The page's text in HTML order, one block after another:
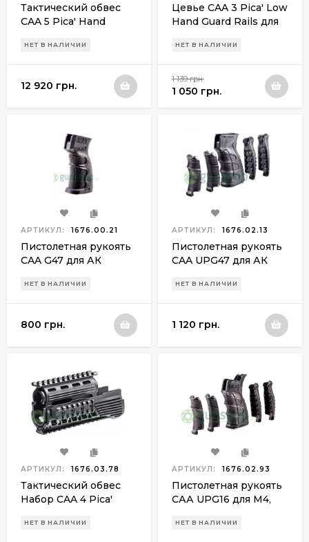
Тактический обвес
CAA 5 Pica' Hand
AK 47/ 74
НЕТ В НАЛИЧИИ
12 920 грн.
Цевье CAA 3 Pica' Low
Hand Guard Rails для
НЕТ В НАЛИЧИИ
1 139 грн.
1 050 грн.
АРТИКУЛ: 1676.00.21
Пистолетная рукоять
CAA G47 для АК
НЕТ В НАЛИЧИИ
800 грн.
АРТИКУЛ: 1676.02.13
Пистолетная рукоять
CAA UPG47 для АК
НЕТ В НАЛИЧИИ
1 120 грн.
АРТИКУЛ: 1676.03.78
Тактический обвес
Набор CAA 4 Pica'
AK 47/ 74
НЕТ В НАЛИЧИИ
АРТИКУЛ: 1676.02.93
Пистолетная рукоять
САА UPG16 для M4,
НЕТ В НАЛИЧИИ